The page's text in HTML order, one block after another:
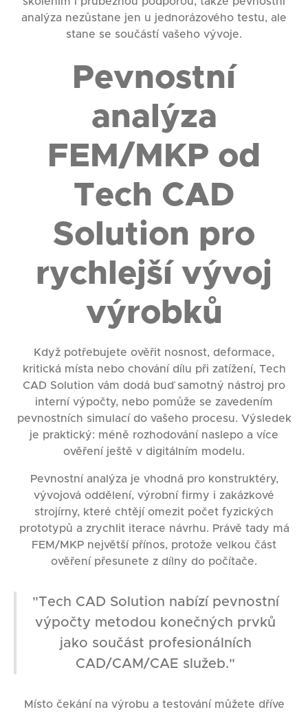
analýza nezůstane jen u jednorázového testu, ale
stane se součástí vašeho vývoje.
Pevnostní
analýza
FEM/MKP od
Tech CAD
Solution pro
rychlejší vývoj
výrobků
Když potřebujete ověřit nosnost, deformace,
kritická místa nebo chování dílu při zatížení, Tech
CAD Solution vám dodá buď samotný nástroj pro
interní výpočty, nebo pomůže se zavedením
pevnostních simulací do vašeho procesu. Výsledek
je praktický: méně rozhodování naslepo a více
ověření ještě v digitálním modelu.
Pevnostní analýza je vhodná pro konstruktéry,
vývojová oddělení, výrobní firmy i zakázkové
strojírny, které chtějí omezit počet fyzických
prototypů a zrychlit iterace návrhu. Právě tady má
FEM/MKP největší přínos, protože velkou část
ověření přesunete z dílny do počítače.
"Tech CAD Solution nabízí pevnostní
výpočty metodou konečných prvků
jako součást profesionálních
CAD/CAM/CAE služeb."
Místo čekání na výrobu a testování můžete dříve